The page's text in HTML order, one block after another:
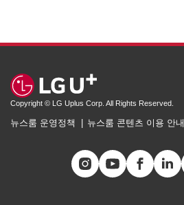
Copyright © LG Uplus Corp. All Rights Reserved.
뉴스룸 운영정책 뉴스룸 콘텐츠 이용 안내